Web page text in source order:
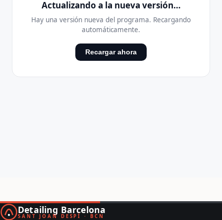
Detailing Barcelona
SANT JOAN DESPÍ · BCN